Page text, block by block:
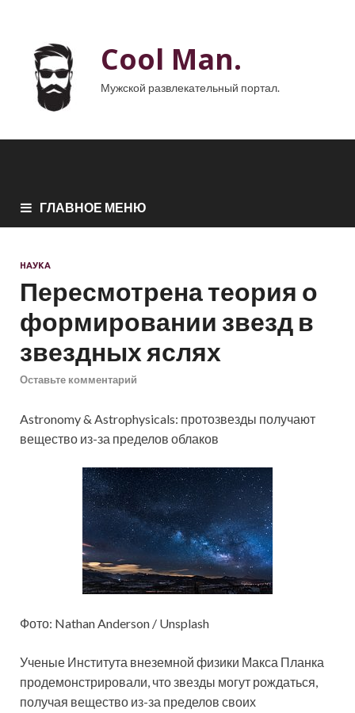
Cool Man.
Мужской развлекательный портал.
ГЛАВНОЕ МЕНЮ
НАУКА
Пересмотрена теория о
формировании звезд в
звездных яслях
Оставьте комментарий
Astronomy & Astrophysicals: протозвезды получают
вещество из-за пределов облаков
Фото: Nathan Anderson / Unsplash
Ученые Института внеземной физики Макса Планка
продемонстрировали, что звезды могут рождаться,
получая вещество из-за пределов своих